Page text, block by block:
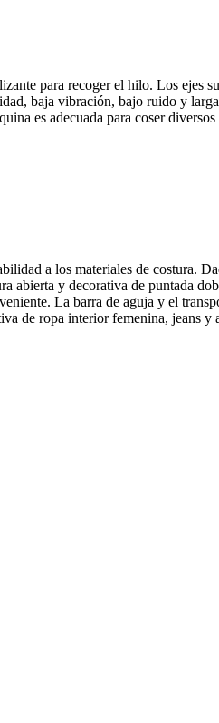
para recoger el hilo. Los ejes
baja vibración, bajo ruido y
es adecuada para coser
a los materiales de costura.
abierta y decorativa de puntada
La barra de aguja y el
de ropa interior femenina, jeans y